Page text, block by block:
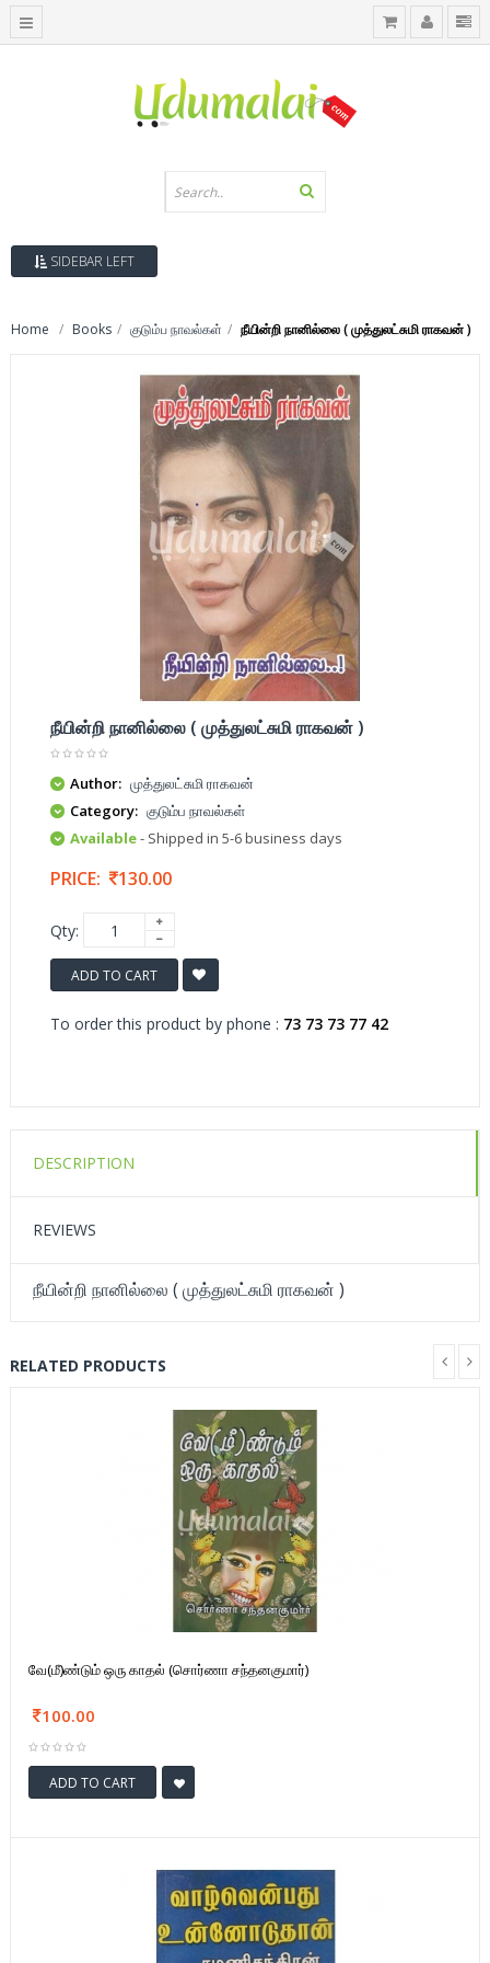
SIDEBAR LEFT
Home Books குடும்ப நாவல்கள் நீயின்றி நானில்லை ( முத்துலட்சுமி ராகவன் )
நீயின்றி நானில்லை ( முத்துலட்சுமி ராகவன் )
Author: முத்துலட்சுமி ராகவன்
Category: குடும்ப நாவல்கள்
Available- Shipped in 5-6 business days
PRICE: 130.00
Qty:
ADD TO CART
To order this product by phone : 73 73 73 77 42
DESCRIPTION
REVIEWS
நீயின்றி நானில்லை ( முத்துலட்சுமி ராகவன் )
RELATED PRODUCTS
வே(மீ)ண்டும் ஒரு காதல் (சொர்ணா சந்தனகுமார்)
100.00
ADD TO CART